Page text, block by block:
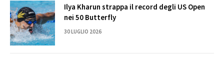
Ilya Kharun strappa il record degli US Open
nei 50 Butterfly
30 LUGLIO 2026